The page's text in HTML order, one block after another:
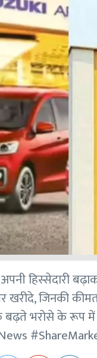
हिस्सेदारी
खरीदे, जिनकी
भरोसे के रूप में